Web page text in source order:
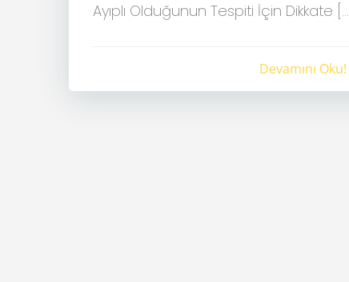
Ayıplı Olduğunun Tespiti İçin Dikkate […]
Devamını Oku!